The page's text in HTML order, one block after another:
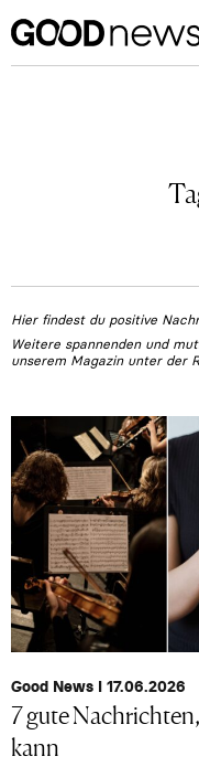
Hier findest du positive
Weitere spannenden und
unserem Magazin unter der
Good News I 17.06.2026
7 gute
kann